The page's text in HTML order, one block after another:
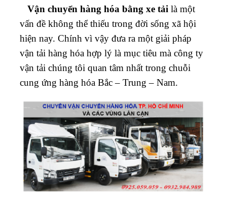
Vận chuyển hàng hóa bằng xe tải là một
vấn đề không thể thiếu trong đời sống xã hội
hiện nay. Chính vì vậy đưa ra một giải pháp
vận tải hàng hóa hợp lý là mục tiêu mà công ty
vận tải chúng tôi quan tâm nhất trong chuỗi
cung ứng hàng hóa Bắc – Trung – Nam.